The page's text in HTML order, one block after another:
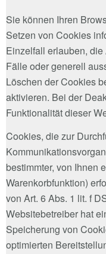
Sie können Ihren
Setzen von Cookies
Einzelfall erlauben,
Fälle oder generell
Löschen der Cookies
aktivieren. Bei der
Funktionalität dieser
Cookies, die zur
bestimmter, von Ihnen
Warenkorbfunktion)
von Art. 6 Abs. 1 lit. f
Websitebetreiber hat
Speicherung von
optimierten